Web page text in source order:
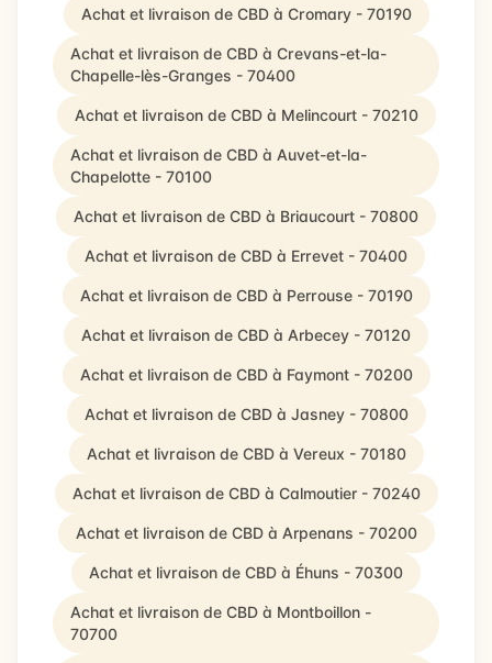
Achat et livraison de CBD à Cromary - 70190
Achat et livraison de CBD à Crevans-et-la-
Chapelle-lès-Granges - 70400
Achat et livraison de CBD à Melincourt - 70210
Achat et livraison de CBD à Auvet-et-la-
Chapelotte - 70100
Achat et livraison de CBD à Briaucourt - 70800
Achat et livraison de CBD à Errevet - 70400
Achat et livraison de CBD à Perrouse - 70190
Achat et livraison de CBD à Arbecey - 70120
Achat et livraison de CBD à Faymont - 70200
Achat et livraison de CBD à Jasney - 70800
Achat et livraison de CBD à Vereux - 70180
Achat et livraison de CBD à Calmoutier - 70240
Achat et livraison de CBD à Arpenans - 70200
Achat et livraison de CBD à Éhuns - 70300
Achat et livraison de CBD à Montboillon -
70700